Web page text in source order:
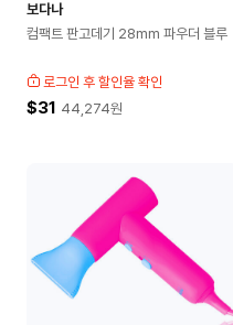
보다나
컴팩트 판고데기 28mm 파우더 블루
로그인 후 할인율 확인
$31 44,274원